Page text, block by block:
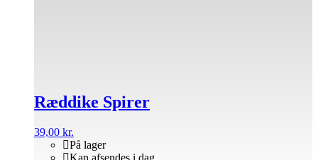
Ræddike Spirer
39,00 kr.
På lager
Kan afsendes i dag